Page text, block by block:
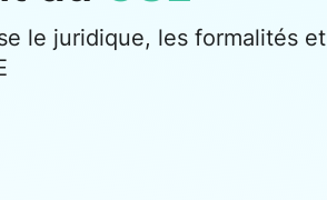
le juridique, les formalités et